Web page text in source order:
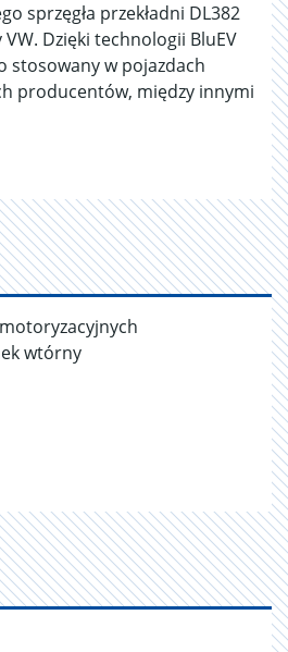
sprzęgła przekładni DL382
VW. Dzięki technologii BluEV
stosowany w pojazdach
producentów, między innymi
wtórny